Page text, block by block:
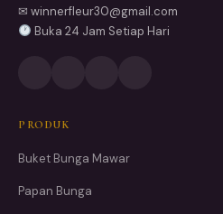
✉ winnerfleur30@gmail.com
Buka 24 Jam Setiap Hari
PRODUK
Buket Bunga Mawar
Papan Bunga